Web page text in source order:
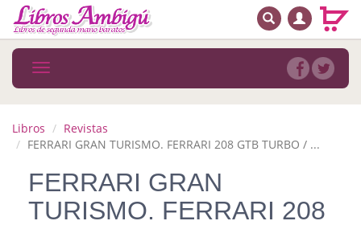
MENÚ PRINCIPAL
Novedades
Arte
BUSCAR
Toggle
navigation
Libros
Revistas
FERRARI GRAN TURISMO. FERRARI 208 GTB TURBO / ...
FERRARI GRAN
TURISMO. FERRARI 208